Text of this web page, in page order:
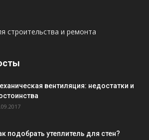
строительства и ремонта
вентиляция: недостатки и
подобрать утеплитель для стен?